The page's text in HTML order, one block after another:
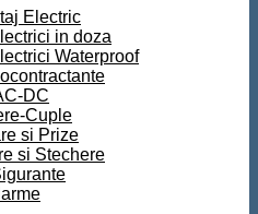
Electric
in doza
Waterproof
DC
Cuple
si Prize
si Stechere